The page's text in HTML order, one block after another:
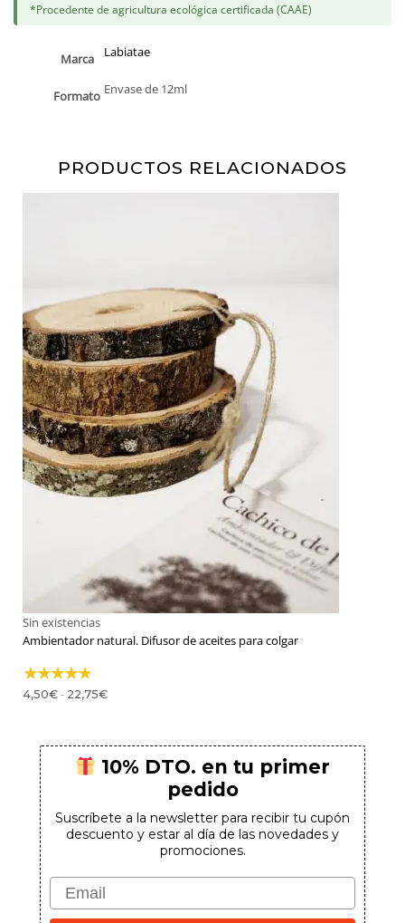
*Procedente de agricultura ecológica certificada (CAAE)
Marca Labiatae
Formato Envase de 12ml
PRODUCTOS RELACIONADOS
Sin existencias
Ambientador natural. Difusor de aceites para colgar
4,50€ - 22,75€Rango
hasta
22,75€
10% DTO. en tu primer
pedido
Suscríbete a la newsletter para recibir tu cupón
descuento y estar al día de las novedades y
promociones.
Email